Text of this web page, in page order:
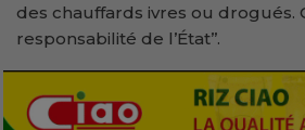
des chauffards ivres ou drogués.
responsabilité de l’État’’.